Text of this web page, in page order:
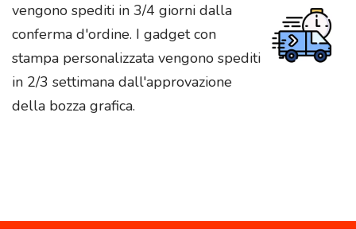
vengono spediti in 3/4 giorni dalla
conferma d'ordine. I gadget con
stampa personalizzata vengono spediti
in 2/3 settimana dall'approvazione
della bozza grafica.